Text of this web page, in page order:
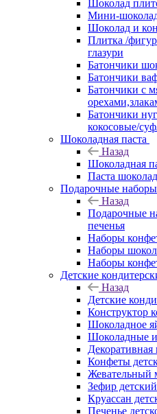
Шоколад
Мини-
Шоколад и
Плитка /
глазури
Батончики
Батончики
Батончики с
Батончики
кокосовые/
Шоколадная паста
Назад
Шоколадная
Паста
Подарочные
Назад
Подарочные
печенья
Наборы
Наборы
Наборы
Детские
Назад
Детские
Конструктор
Шоколадное
Шоколадные
Декоративная
Конфеты
Жевательный
Зефир
Круассан
Печенье